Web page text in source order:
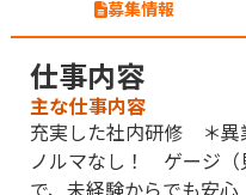
募集情報
仕事内容
主な仕事内容
充実した社内研修 ＊異
ノルマなし！ ゲージ（